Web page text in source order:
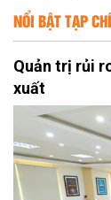
NỔI BẬT TẠP
Quản trị rủi
xuất